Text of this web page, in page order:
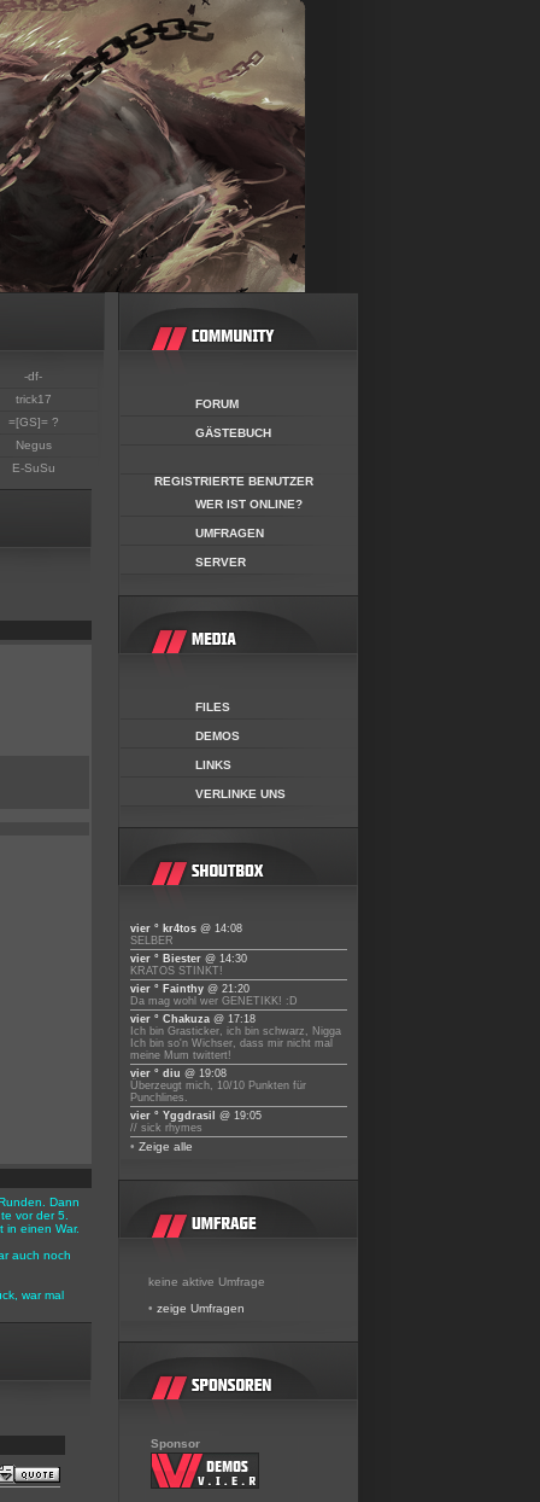
-df-
trick17
=[GS]= ?
Negus
E-SuSu
Dann
vor der 5.
in einen War.
auch noch
war mal
FORUM
GÄSTEBUCH
REGISTRIERTE BENUTZER
WER IST ONLINE?
UMFRAGEN
SERVER
FILES
DEMOS
LINKS
VERLINKE UNS
vier ° kr4tos @ 14:08
SELBER
vier ° Biester @ 14:30
KRATOS STINKT!
vier ° Fainthy @ 21:20
Da mag wohl wer GENETIKK! :D
vier ° Chakuza @ 17:18
Ich bin Grasticker, ich bin schwarz, Nigga
Ich bin so'n Wichser, dass mir nicht mal
meine Mum twittert!
vier ° diu @ 19:08
Überzeugt mich, 10/10 Punkten für
Punchlines.
vier ° Yggdrasil
@ 19:05
// sick rhymes
• Zeige alle
keine aktive Umfrage
• zeige Umfragen
Sponsor